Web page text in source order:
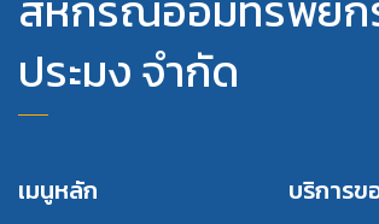
ประมง จำกัด
เมนูหลัก บริการ